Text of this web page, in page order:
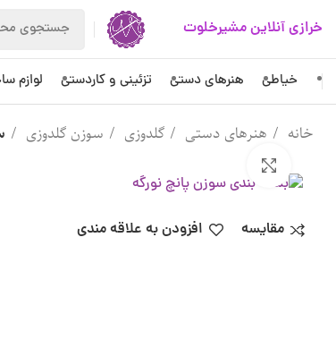
خرازی آنلاین مشیرخلوت
خیاطی هنرهای دستی تزئینی و کاردستی لوازم
خانه هنرهای دستی گلدوزی سوزن گلدوزی
مقایسه افزودن به علاقه مندی